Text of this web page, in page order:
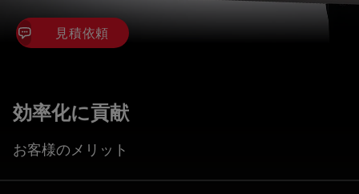
見積依頼
効率化に貢献
お客様のメリット